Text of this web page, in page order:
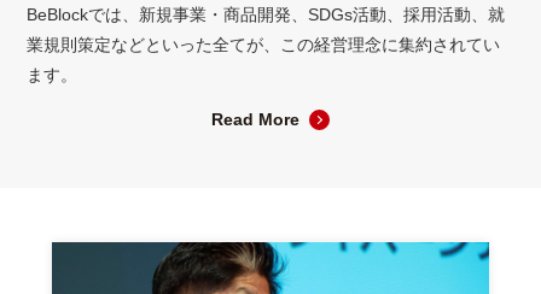
BeBlockでは、新規事業・商品開発、SDGs活動、採用活動、就
業規則策定などといった全てが、この経営理念に集約されてい
ます。
Read More